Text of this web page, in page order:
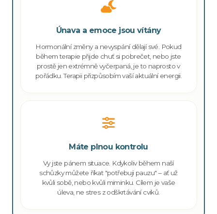
Únava a emoce jsou vítány
Hormonální změny a nevyspání dělají své. Pokud
během terapie přijde chuť si pobrečet, nebo jste
prostě jen extrémně vyčerpaná, je to naprosto v
pořádku. Terapii přizpůsobím vaší aktuální energii.
Máte plnou kontrolu
Vy jste pánem situace. Kdykoliv během naší
schůzky můžete říkat "potřebuji pauzu" – ať už
kvůli sobě, nebo kvůli miminku. Cílem je vaše
úleva, ne stres z odškrtávání cviků.